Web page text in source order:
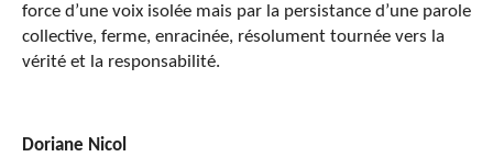
force d’une voix isolée mais par la persistance d’une parole
collective, ferme, enracinée, résolument tournée vers la
vérité et la responsabilité.
Doriane Nicol